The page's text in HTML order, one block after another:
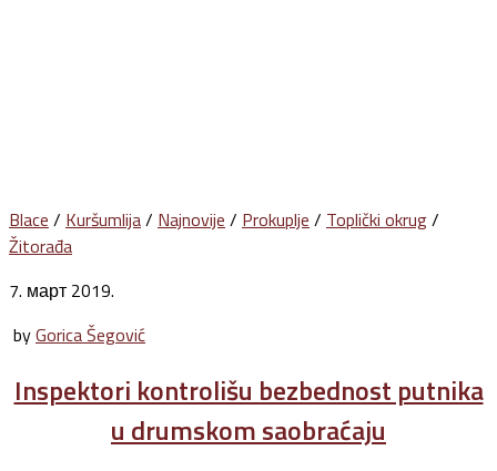
Blace / Kuršumlija/ Najnovije / Prokuplje / Toplički okrug/
Žitorađa
7. март 2019.
byGorica Šegović
Inspektori kontrolišu bezbednost putnika
u drumskom saobraćaju